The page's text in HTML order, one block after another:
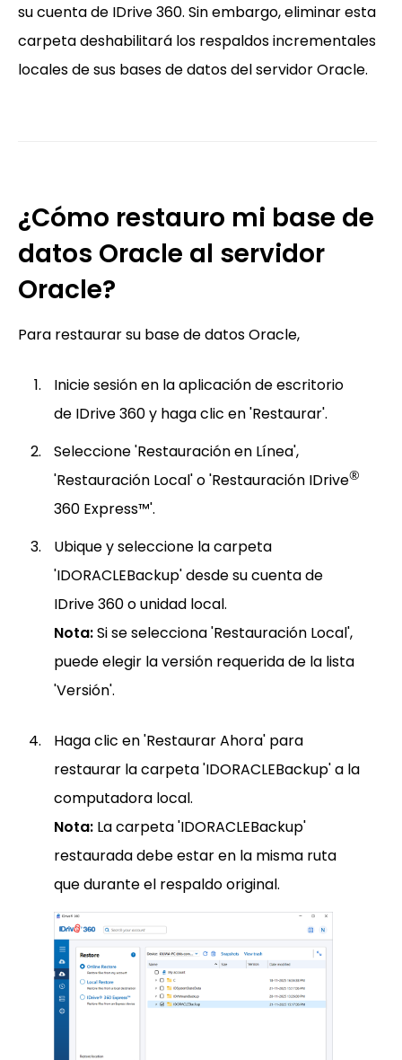
su cuenta de IDrive 360. Sin embargo, eliminar esta
carpeta deshabilitará los respaldos incrementales
locales de sus bases de datos del servidor Oracle.
¿Cómo restauro mi base de
datos Oracle al servidor
Oracle?
Para restaurar su base de datos Oracle,
Inicie sesión en la aplicación de escritorio
de IDrive 360 y haga clic en 'Restaurar'.
Seleccione 'Restauración en Línea',
'Restauración Local' o 'Restauración IDrive®
360 Express™'.
Ubique y seleccione la carpeta
'IDORACLEBackup' desde su cuenta de
IDrive 360 o unidad local.
Nota:Si se selecciona 'Restauración Local',
puede elegir la versión requerida de la lista
'Versión'.
Haga clic en 'Restaurar Ahora' para
restaurar la carpeta 'IDORACLEBackup' a la
computadora local.
Nota: La carpeta 'IDORACLEBackup'
restaurada debe estar en la misma ruta
que durante el respaldo original.